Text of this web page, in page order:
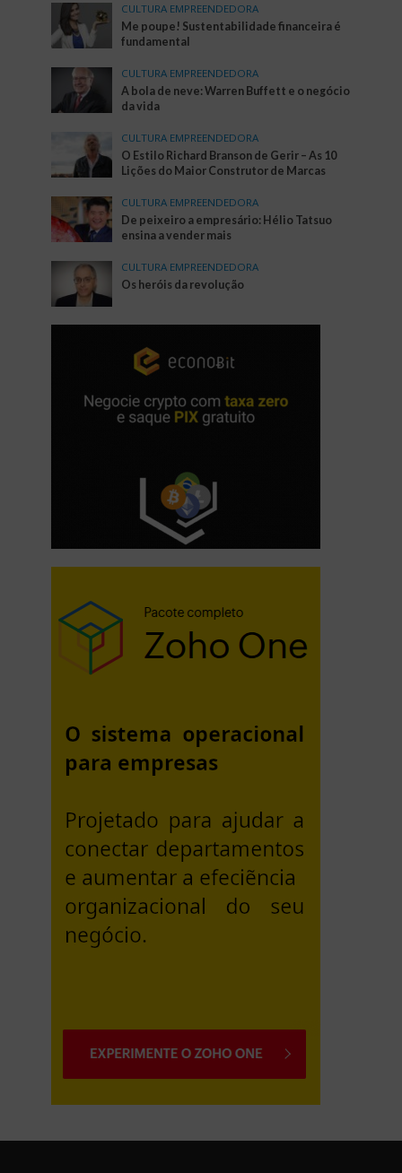
CULTURA EMPREENDEDORA
Me poupe! Sustentabilidade financeira é
fundamental
CULTURA EMPREENDEDORA
A bola de neve: Warren Buffett e o negócio
da vida
CULTURA EMPREENDEDORA
O Estilo Richard Branson de Gerir – As 10
Lições do Maior Construtor de Marcas
CULTURA EMPREENDEDORA
De peixeiro a empresário: Hélio Tatsuo
ensina a vender mais
CULTURA EMPREENDEDORA
Os heróis da revolução